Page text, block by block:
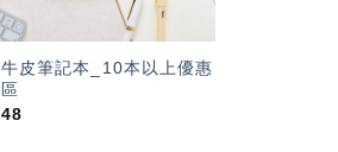
皮筆記本_10本以上優惠
48